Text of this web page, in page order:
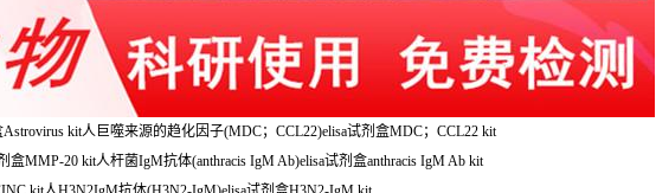
kit人巨噬来源的趋化因子(MDC；CCL22)elisa试剂盒MDC；CCL22 kit
MMP-20 kit人杆菌IgM抗体(anthracis IgM Ab)elisa试剂盒anthracis IgM Ab kit